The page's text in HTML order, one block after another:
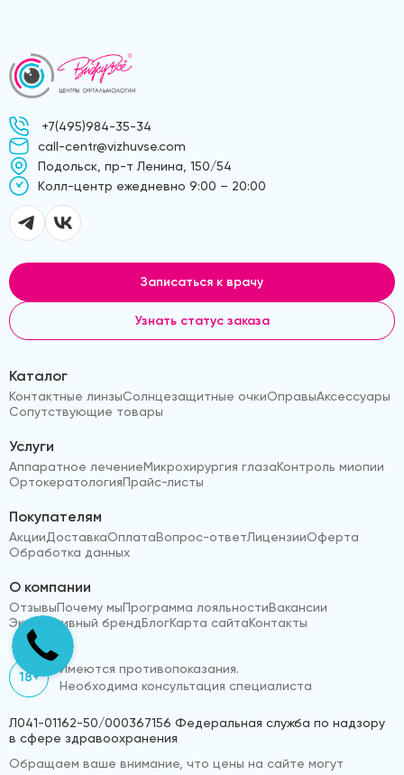
+7(495)984-35-34
call-centr@vizhuvse.com
Подольск, пр-т Ленина, 150/54
Kолл-центр ежедневно 9:00 – 20:00
Записаться к врачу
Узнать статус заказа
Каталог
Контактные линзыСолнцезащитные очкиОправыАксессуары
Сопутствующие товары
Услуги
Аппаратное лечениеМикрохирургия глазаКонтроль миопии
ОртокератологияПрайс-листы
Покупателям
АкцииДоставкаОплатаВопрос-ответЛицензииОферта
Обработка данных
О компании
ОтзывыПочему мыПрограмма лояльностиВакансии
Эксклюзивный брендБлогКарта сайтаКонтакты
18+
Имеются противопоказания.
Необходима консультация специалиста
Л041-01162-50/000367156 Федеральная служба по надзору
в сфере здравоохранения
Обращаем ваше внимание, что цены на сайте могут